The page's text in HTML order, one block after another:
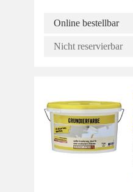
Online bestellbar
Nicht reservierbar